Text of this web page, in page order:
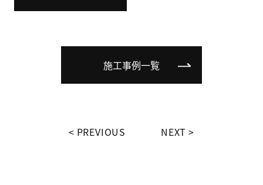
施工事例一覧
PREVIOUS NEXT